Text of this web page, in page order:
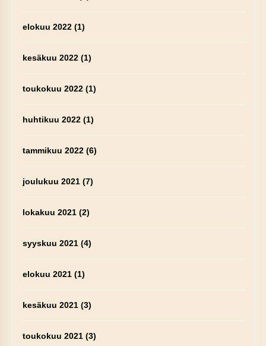
elokuu 2022(1)
kesäkuu 2022(1)
toukokuu 2022(1)
huhtikuu 2022(1)
tammikuu 2022(6)
joulukuu 2021(7)
lokakuu 2021(2)
syyskuu 2021(4)
elokuu 2021(1)
kesäkuu 2021(3)
toukokuu 2021(3)